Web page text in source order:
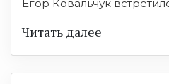
Егор Ковальчук
Читать далее